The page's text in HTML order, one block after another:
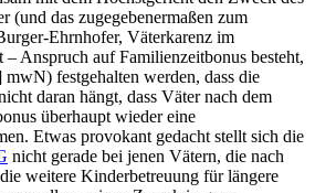
(und das zugegebenermaßen zum
Ehrnhofer, Väterkarenz im
– Anspruch auf Familienzeitbonus besteht,
mwN) festgehalten werden, dass die
daran hängt, dass Väter nach dem
überhaupt wieder eine
Etwas provokant gedacht stellt sich die
nicht gerade bei jenen Vätern, die nach
weitere Kinderbetreuung für längere